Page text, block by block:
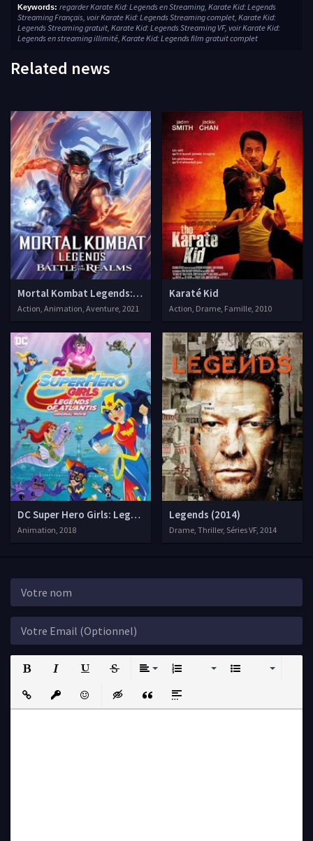
Keywords: regarder Karate Kid: Legends en Streaming, Karate Kid: Legends
Streaming Français, voir Karate Kid: Legends Streaming complet, Karate Kid:
Legends Streaming gratuit, Karate Kid: Legends Streaming VF, voir Karate Kid:
Legends en streaming illimité, Karate Kid: Legends film gratuit complet
Related news
Mortal Kombat Legends: Battle of the Realms
Action, Animation, Aventure, 2021
Karaté Kid
Action, Drame, Famille, 2010
DC Super Hero Girls: Legends of Atlantis
Animation, 2018
Legends (2014)
Drame, Thriller, Séries VF, 2014
Strikethrough
Insert LinkInsert protected link
EmoticonsInsert hidden text
Insert QuoteInsert spoiler